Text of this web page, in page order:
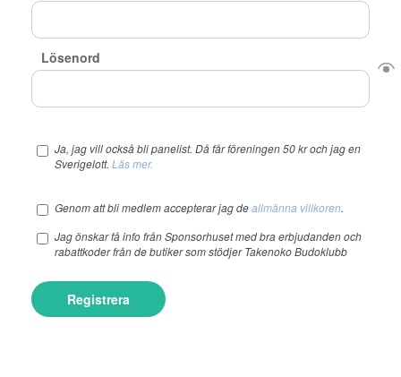
Lösenord
Ja, jag vill också bli panelist. Då får föreningen 50 kr och jag en
Sverigelott. Läs mer.
Genom att bli medlem accepterar jag deallmänna villkoren.
Jag önskar få info från Sponsorhuset med bra erbjudanden och
rabattkoder från de butiker som stödjer Takenoko Budoklubb
Registrera